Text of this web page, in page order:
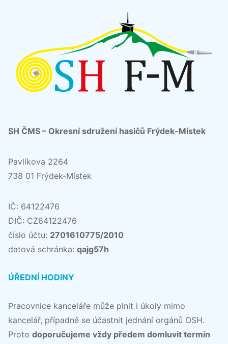
SH ČMS – Okresní sdružení hasičů Frýdek-Místek
Pavlíkova 2264
738 01 Frýdek-Místek
IČ: 64122476
DIČ: CZ64122476
číslo účtu: 2701610775/2010
datová schránka: qajg57h
ÚŘEDNÍ HODINY
Pracovnice kanceláře může plnit i úkoly mimo
kancelář, případně se účastnit jednání orgánů OSH.
Proto doporučujeme vždy předem domluvit termín